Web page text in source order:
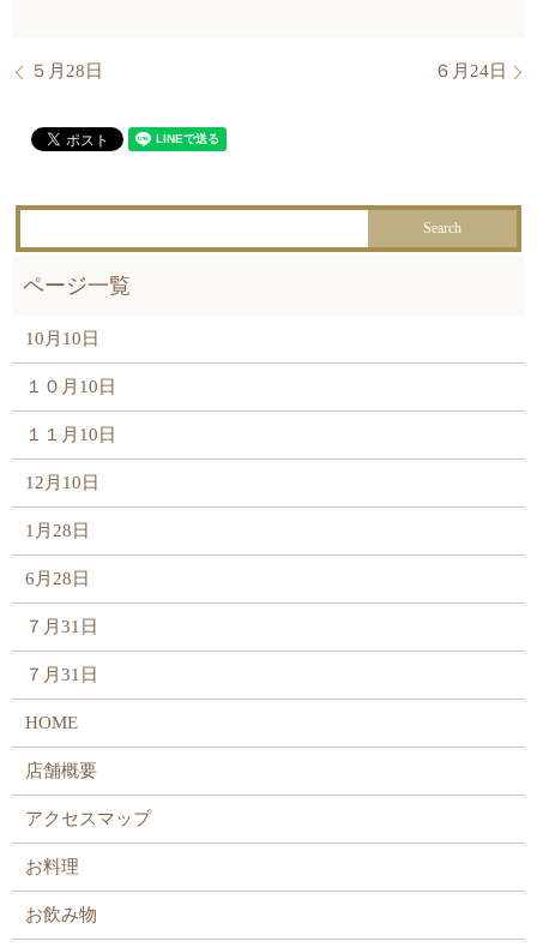
５月28日 ６月24日
10月10日
１０月10日
１１月10日
12月10日
1月28日
6月28日
７月31日
７月31日
HOME
店舗概要
アクセスマップ
お料理
お飲み物